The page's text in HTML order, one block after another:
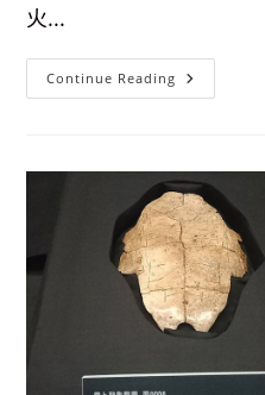
火...
Continue Reading 【台
北
國
家
鐵
道
博
物
館-
吹
冷
氣
看
車、